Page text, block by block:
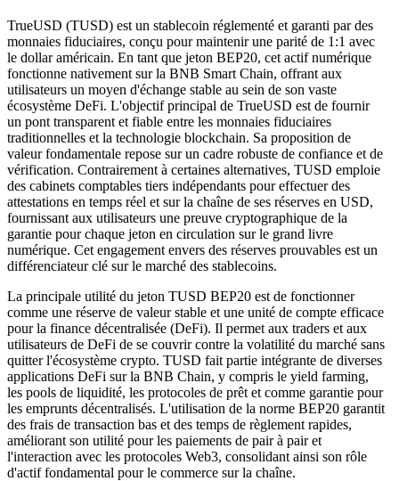
TrueUSD (TUSD) est un stablecoin réglementé et garanti par des
monnaies fiduciaires, conçu pour maintenir une parité de 1:1 avec
le dollar américain. En tant que jeton BEP20, cet actif numérique
fonctionne nativement sur la BNB Smart Chain, offrant aux
utilisateurs un moyen d'échange stable au sein de son vaste
écosystème DeFi. L'objectif principal de TrueUSD est de fournir
un pont transparent et fiable entre les monnaies fiduciaires
traditionnelles et la technologie blockchain. Sa proposition de
valeur fondamentale repose sur un cadre robuste de confiance et de
vérification. Contrairement à certaines alternatives, TUSD emploie
des cabinets comptables tiers indépendants pour effectuer des
attestations en temps réel et sur la chaîne de ses réserves en USD,
fournissant aux utilisateurs une preuve cryptographique de la
garantie pour chaque jeton en circulation sur le grand livre
numérique. Cet engagement envers des réserves prouvables est un
différenciateur clé sur le marché des stablecoins.
La principale utilité du jeton TUSD BEP20 est de fonctionner
comme une réserve de valeur stable et une unité de compte efficace
pour la finance décentralisée (DeFi). Il permet aux traders et aux
utilisateurs de DeFi de se couvrir contre la volatilité du marché sans
quitter l'écosystème crypto. TUSD fait partie intégrante de diverses
applications DeFi sur la BNB Chain, y compris le yield farming,
les pools de liquidité, les protocoles de prêt et comme garantie pour
les emprunts décentralisés. L'utilisation de la norme BEP20 garantit
des frais de transaction bas et des temps de règlement rapides,
améliorant son utilité pour les paiements de pair à pair et
l'interaction avec les protocoles Web3, consolidant ainsi son rôle
d'actif fondamental pour le commerce sur la chaîne.